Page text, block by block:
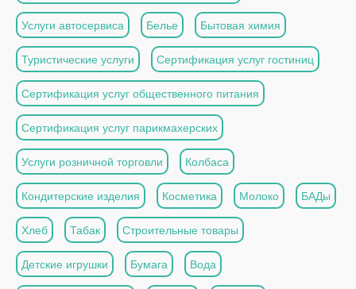
Услуги автосервиса Белье Бытовая химия
Туристические услуги Сертификация услуг гостиниц
Сертификация услуг общественного питания
Сертификация услуг парикмахерских
Услуги розничной торговли Колбаса
Кондитерские изделия Косметика Молоко БАДы
Хлеб Табак Строительные товары
Детские игрушки Бумага Вода